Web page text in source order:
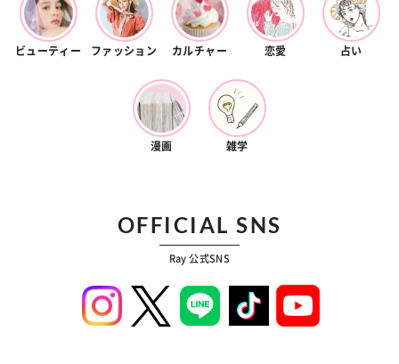
ビューティー ファッション カルチャー 恋愛 占い
漫画 雑学
OFFICIAL SNS
Ray 公式SNS